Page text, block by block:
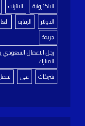
الالكترونية
الانترنت
الدولار
الرقابة
جريدة
رجل الاعمال السعودي
المبارك
شركات
على